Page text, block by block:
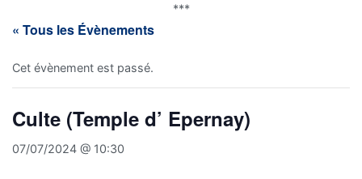
***
« Tous les Évènements
Cet évènement est passé.
Culte (Temple d’ Epernay)
07/07/2024 @ 10:30